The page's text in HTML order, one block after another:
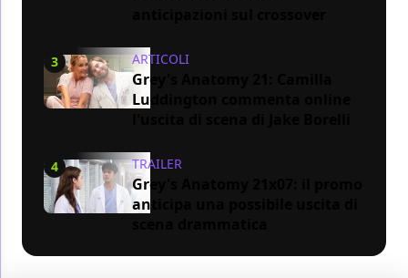
3 ARTICOLI
Grey's Anatomy 21: Camilla
Luddington commenta online
4 TRAILER
Grey's Anatomy 21x07: il promo
anticipa una possibile uscita di